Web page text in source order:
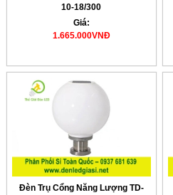
10-18/300
Giá:
1.665.000VNĐ
Đèn Trụ Cổng Năng Lượng TD-